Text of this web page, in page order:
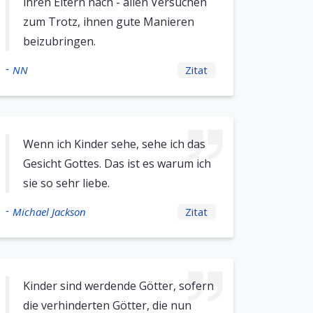
zum Trotz, ihnen gute Manieren
beizubringen.
- NN Zitat
Wenn ich Kinder sehe, sehe ich das
Gesicht Gottes. Das ist es warum ich
sie so sehr liebe.
- Michael Jackson Zitat
Kinder sind werdende Götter, sofern
die verhinderten Götter, die nun